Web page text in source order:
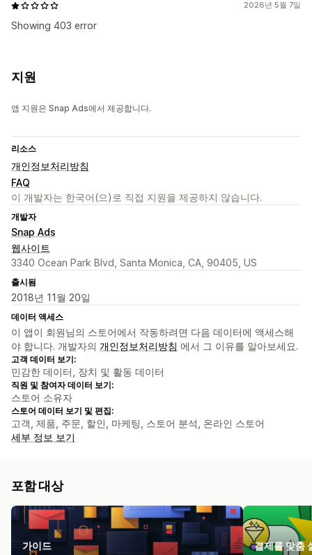
2026년 5월 7일
Showing 403 error
지원
앱 지원은 Snap Ads에서 제공합니다.
리소스
개인정보처리방침
FAQ
이 개발자는 한국어(으)로 직접 지원을 제공하지 않습니다.
개발자
Snap Ads
웹사이트
3340 Ocean Park Blvd, Santa Monica, CA, 90405, US
출시됨
2018년 11월 20일
데이터 액세스
이 앱이 회원님의 스토어에서 작동하려면 다음 데이터에 액세스해
야 합니다. 개발자의 개인정보처리방침 에서 그 이유를 알아보세요.
고객 데이터 보기:
민감한 데이터, 장치 및 활동 데이터
직원 및 참여자 데이터 보기:
스토어 소유자
스토어 데이터 보기 및 편집:
고객, 제품, 주문, 할인, 마케팅, 스토어 분석, 온라인 스토어
세부 정보 보기
포함 대상
가이드 결제를 맞춤